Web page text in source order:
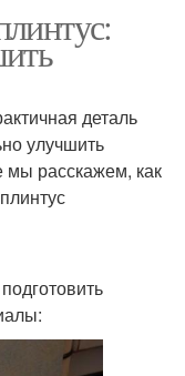
деталь
улучшить
мы расскажем, как